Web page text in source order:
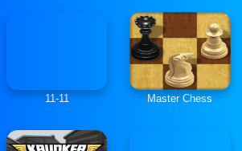
11-11 Master Chess